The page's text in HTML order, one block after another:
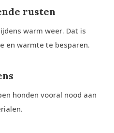
rusten
warm weer. Dat is
en warmte te besparen.
honden vooral nood aan